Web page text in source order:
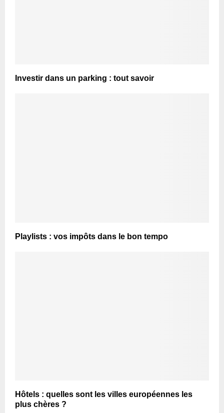
Investir dans un parking : tout savoir
Playlists : vos impôts dans le bon tempo
Hôtels : quelles sont les villes européennes les
plus chères ?